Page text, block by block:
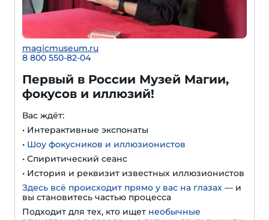
magicmuseum.ru
8 800 550-82-04
Первый в России Музей Магии,
фокусов и иллюзий!
Вас ждёт:
• Интерактивные экспонаты
• Шоу фокусников и иллюзионистов
• Спиритический сеанс
• История и реквизит известных иллюзионистов
Здесь всё происходит прямо у вас на глазах — и
вы становитесь частью процесса
Подходит для тех, кто ищет необычные